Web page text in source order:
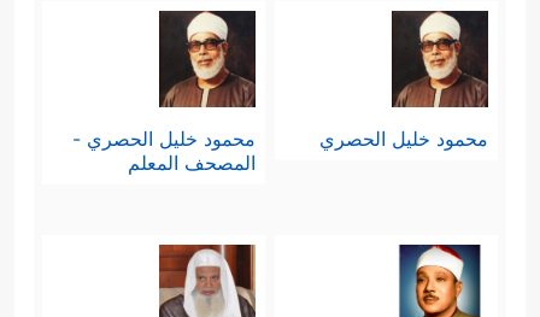
محمود خليل الحصري
محمود خليل الحصري -
المصحف المعلم